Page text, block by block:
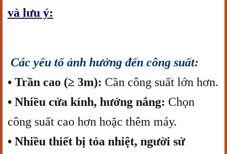
và lưu ý:
Các yếu tố ảnh hưởng đến công suất:
• Trần cao (≥ 3m): Cần công suất lớn hơn.
• Nhiều cửa kính, hướng nắng: Chọn
công suất cao hơn hoặc thêm máy.
• Nhiều thiết bị tỏa nhiệt, người sử